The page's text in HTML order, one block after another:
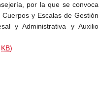
por la que se convoca
y Escalas de Gestión
y Administrativa y Auxilio
KB)